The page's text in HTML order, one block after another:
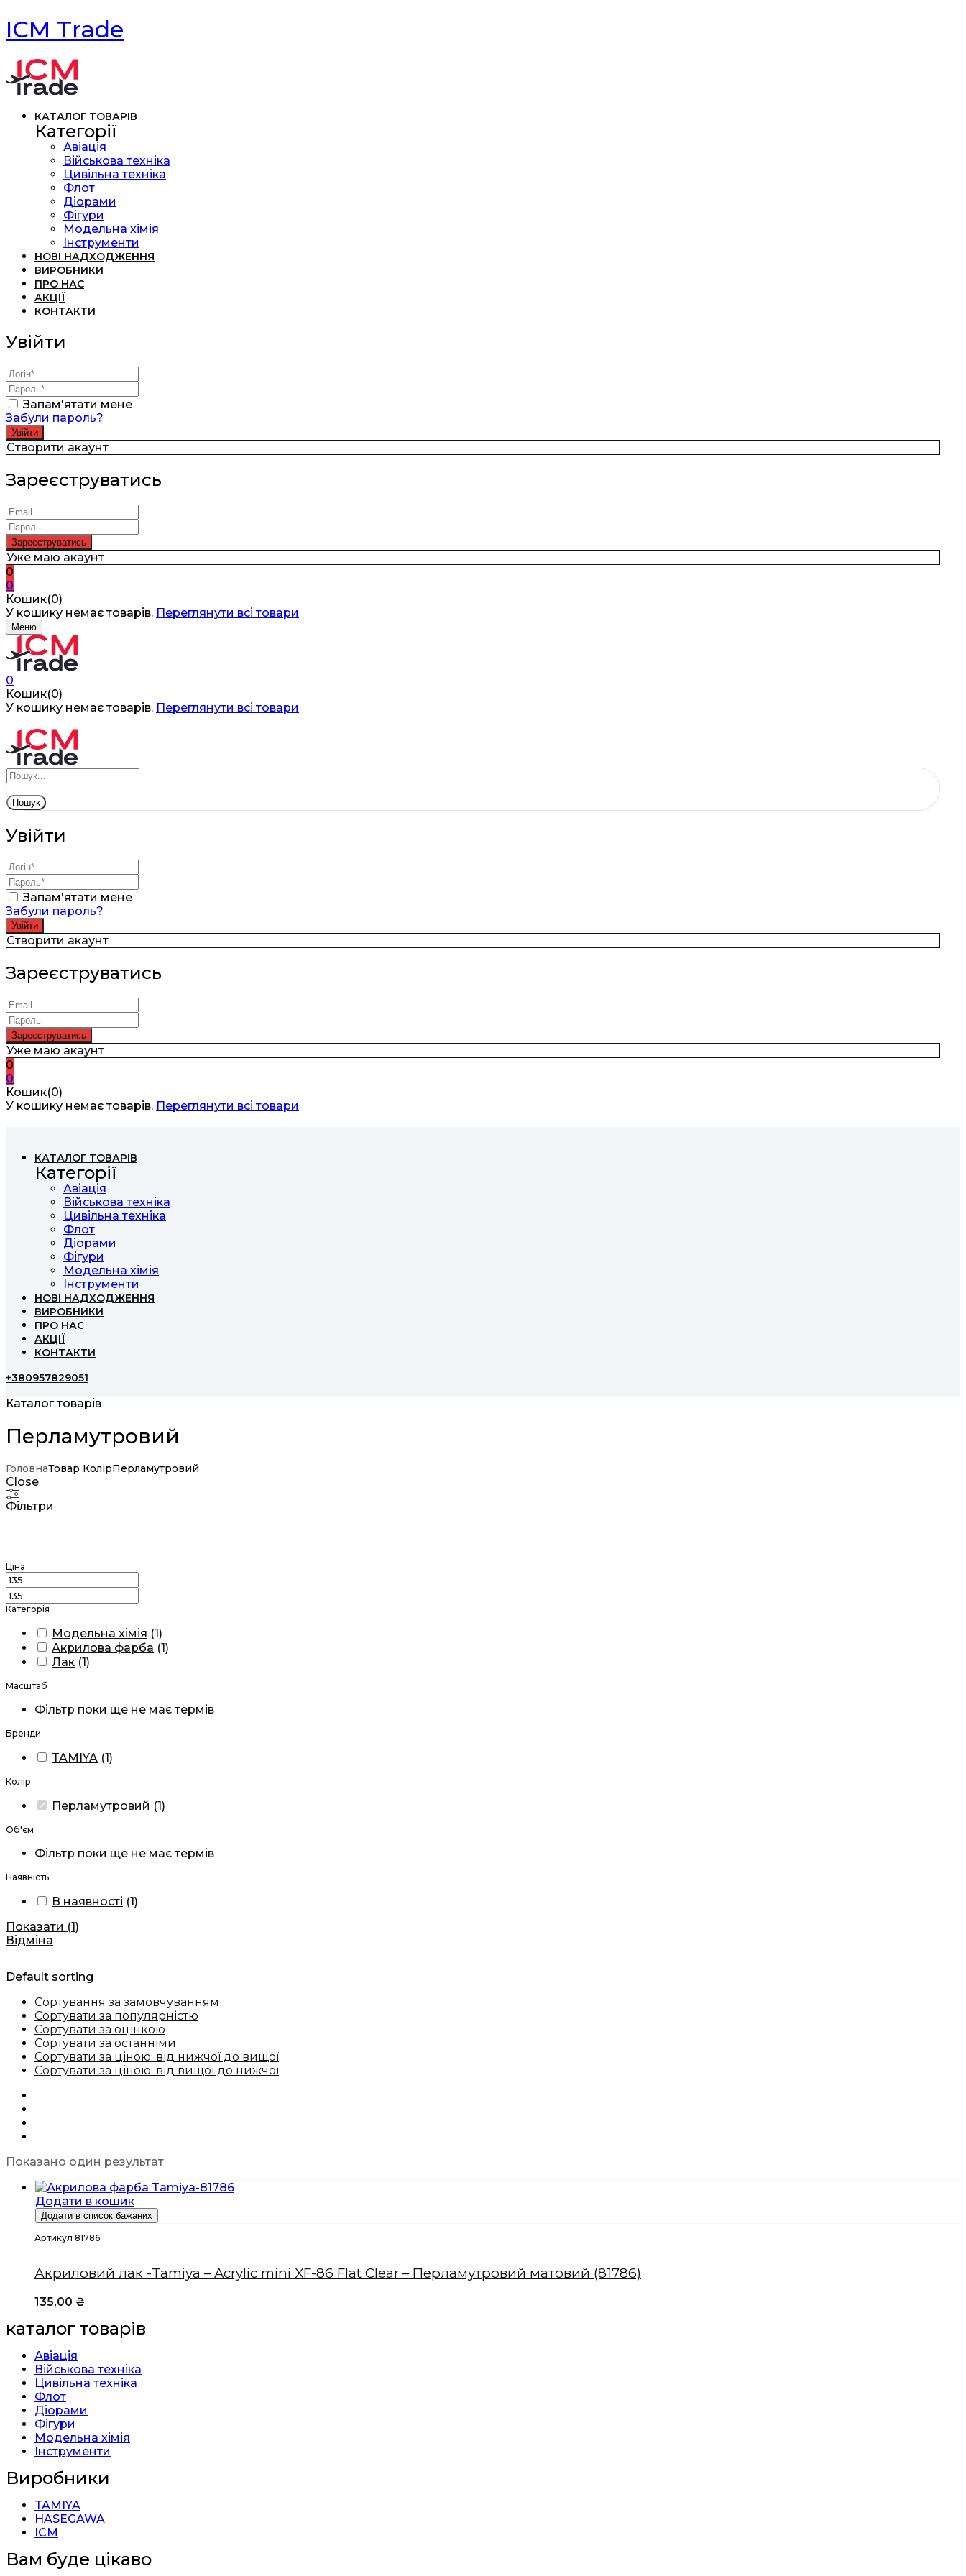
ICM Trade
КАТАЛОГ ТОВАРІВ
Категорії
Авіація
Військова техніка
Цивільна техніка
Флот
Діорами
Фігури
Модельна хімія
Інструменти
НОВІ НАДХОДЖЕННЯ
ВИРОБНИКИ
ПРО НАС
АКЦІЇ
КОНТАКТИ
Увійти
Запам'ятати мене
Забули пароль?
Створити акаунт
Зареєструватись
Уже маю акаунт
0
0
Кошик(0)
У кошику немає товарів. Переглянути всі товари
Меню
0
Кошик(0)
У кошику немає товарів. Переглянути всі товари
Пошук
Увійти
Запам'ятати мене
Забули пароль?
Створити акаунт
Зареєструватись
Уже маю акаунт
0
0
Кошик(0)
У кошику немає товарів. Переглянути всі товари
КАТАЛОГ ТОВАРІВ
Категорії
Авіація
Військова техніка
Цивільна техніка
Флот
Діорами
Фігури
Модельна хімія
Інструменти
НОВІ НАДХОДЖЕННЯ
ВИРОБНИКИ
ПРО НАС
АКЦІЇ
КОНТАКТИ
+380957829051
Каталог товарів
Перламутровий
ГоловнаТовар КолірПерламутровий
Close
Фільтри
Ціна
Категорія
Модельна хімія (1)
Акрилова фарба (1)
Лак (1)
Масштаб
Фільтр поки ще не має термів
Бренди
TAMIYA (1)
Колір
Перламутровий (1)
Об'єм
Фільтр поки ще не має термів
Наявність
В наявності (1)
Показати (1)
Відміна
Default sorting
Сортування за замовчуванням
Сортувати за популярністю
Сортувати за оцінкою
Сортувати за останніми
Сортувати за ціною: від нижчої до вищої
Сортувати за ціною: від вищої до нижчої
Показано один результат
Додати в кошик
Додати в список бажаних
Артикул 81786
Акриловий лак -Tamiya – Acrylic mini XF-86 Flat Clear – Перламутровий матовий (81786)
135,00 ₴
каталог товарів
Авіація
Військова техніка
Цивільна техніка
Флот
Діорами
Фігури
Модельна хімія
Інструменти
Виробники
TAMIYA
HASEGAWA
ICM
Вам буде цікаво